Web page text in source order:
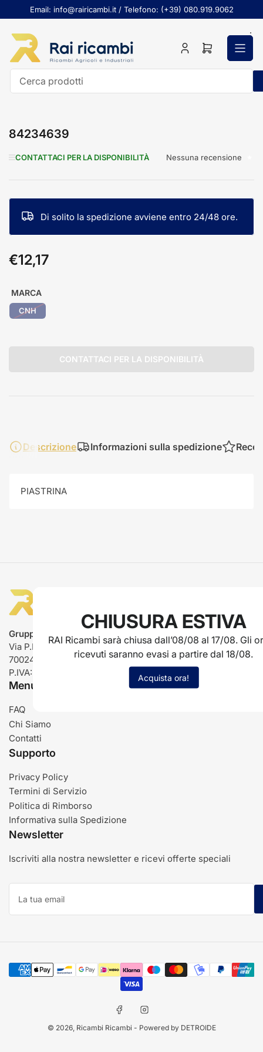
al
contenuto
Email: info@rairicambi.it / Telefono: (+39) 080.919.9062
AccediApri
84234639
CONTATTACI PER LA DISPONIBILITÀ Nessuna recensione
Di solito la spedizione avviene entro 24/48 ore.
Prezzo
standard
€12,17
MARCA
CNH
CONTATTACI PER LA DISPONIBILITÀ
Descrizione Informazioni sulla spedizione
PIASTRINA
Gruppo Rai ricambi
Via P.L. Nervi, 66
70024 Gravina in Puglia (BA)
P.IVA: IT03485840726
Menu
FAQ
Chi Siamo
Contatti
Supporto
Privacy Policy
Termini di Servizio
Politica di Rimborso
Informativa sulla Spedizione
Newsletter
Iscriviti alla nostra newsletter e ricevi offerte speciali
La
tua
Modalità
di
pagamento
FacebookInstagram
© 2026, Ricambi Ricambi - Powered by DETROIDE
CHIUSURA ESTIVA
RAI Ricambi sarà chiusa dall’08/08 al 17/08. Gli
ricevuti saranno evasi a partire dal 18/08.
Acquista ora!